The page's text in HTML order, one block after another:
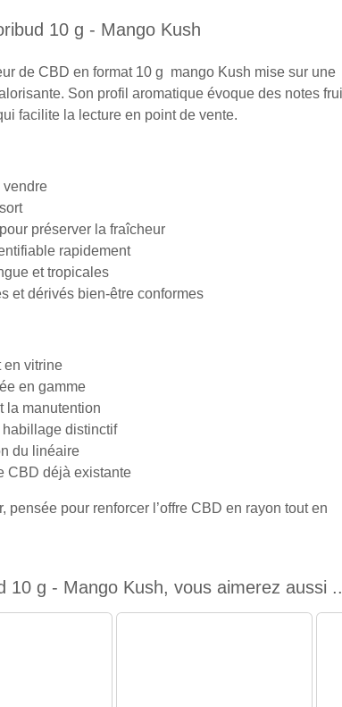
10 g - Mango Kush
de CBD en format 10 g mango Kush mise sur une
Son profil aromatique évoque des notes
facilite la lecture en point de vente.
vendre
préserver la fraîcheur
rapidement
et tropicales
et dérivés bien-être conformes
en vitrine
en gamme
la manutention
habillage distinctif
du linéaire
CBD déjà existante
pour renforcer l’offre CBD en rayon tout en
10 g - Mango Kush, vous aimerez aussi